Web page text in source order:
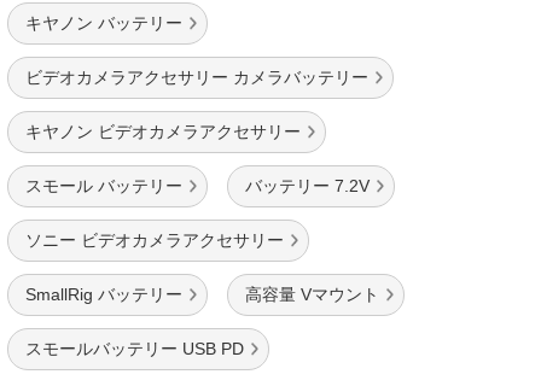
キヤノン バッテリー
ビデオカメラアクセサリー カメラバッテリー
キヤノン ビデオカメラアクセサリー
スモール バッテリー バッテリー 7.2V
ソニー ビデオカメラアクセサリー
SmallRig バッテリー 高容量 Vマウント
スモールバッテリー USB PD